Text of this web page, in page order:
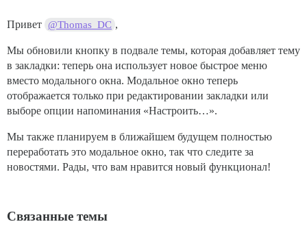
Привет @Thomas_DC ,
Мы обновили кнопку в подвале темы, которая добавляет тему
в закладки: теперь она использует новое быстрое меню
вместо модального окна. Модальное окно теперь
отображается только при редактировании закладки или
выборе опции напоминания «Настроить…».
Мы также планируем в ближайшем будущем полностью
переработать это модальное окно, так что следите за
новостями. Рады, что вам нравится новый функционал!
Связанные темы